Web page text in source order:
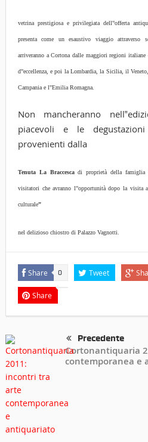
vetrina prestigiosa e privilegiata dell‟offerta
presenta come un esaustivo viaggio attraverso
arriveranno a Cortona dalle maggiori regioni
d‟eccellenza, e poi la Lombardia, la Sicilia, il
Campania e l‟Emilia Romagna.
Non mancheranno
piacevoli e le
provenienti dalla
Tenuta La Braccescadi proprietà della famiglia
visitatori che avranno l‟opportunità dopo la
culturale”
nel delizioso chiostro di Palazzo Vagnotti.
Share 0 Tweet
Share
Precedente
Cortonantiquaria
contemporanea e